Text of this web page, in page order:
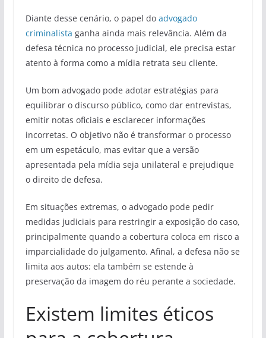
Diante desse cenário, o papel do advogado
criminalista ganha ainda mais relevância. Além da
defesa técnica no processo judicial, ele precisa estar
atento à forma como a mídia retrata seu cliente.
Um bom advogado pode adotar estratégias para
equilibrar o discurso público, como dar entrevistas,
emitir notas oficiais e esclarecer informações
incorretas. O objetivo não é transformar o processo
em um espetáculo, mas evitar que a versão
apresentada pela mídia seja unilateral e prejudique
o direito de defesa.
Em situações extremas, o advogado pode pedir
medidas judiciais para restringir a exposição do caso,
principalmente quando a cobertura coloca em risco a
imparcialidade do julgamento. Afinal, a defesa não se
limita aos autos: ela também se estende à
preservação da imagem do réu perante a sociedade.
Existem limites éticos